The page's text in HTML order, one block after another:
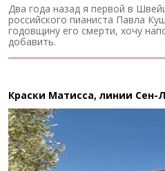
Два года назад я первой в
российского пианиста Павла
годовщину его смерти, хочу
добавить.
Краски Матисса, линии Сен-